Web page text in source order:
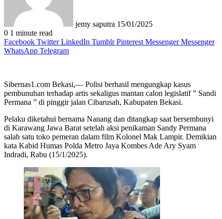
jemy saputra 15/01/2025
0 1 minute read
Facebook Twitter LinkedIn Tumblr Pinterest Messenger Messenger
WhatsApp Telegram
Sibernas1.com Bekasi,— Polisi berhasil mengungkap kasus
pembunuhan terhadap artis sekaligus mantan calon legislatif ” Sandi
Permana ” di pinggir jalan Cibarusah, Kabupaten Bekasi.
Pelaku diketahui bernama Nanang dan ditangkap saat bersembunyi
di Karawang Jawa Barat setelah aksi penikaman Sandy Permana
salah satu toko pemeran dalam film Kolonel Mak Lampir. Demikian
kata Kabid Humas Polda Metro Jaya Kombes Ade Ary Syam
Indradi, Rabu (15/1/2025).